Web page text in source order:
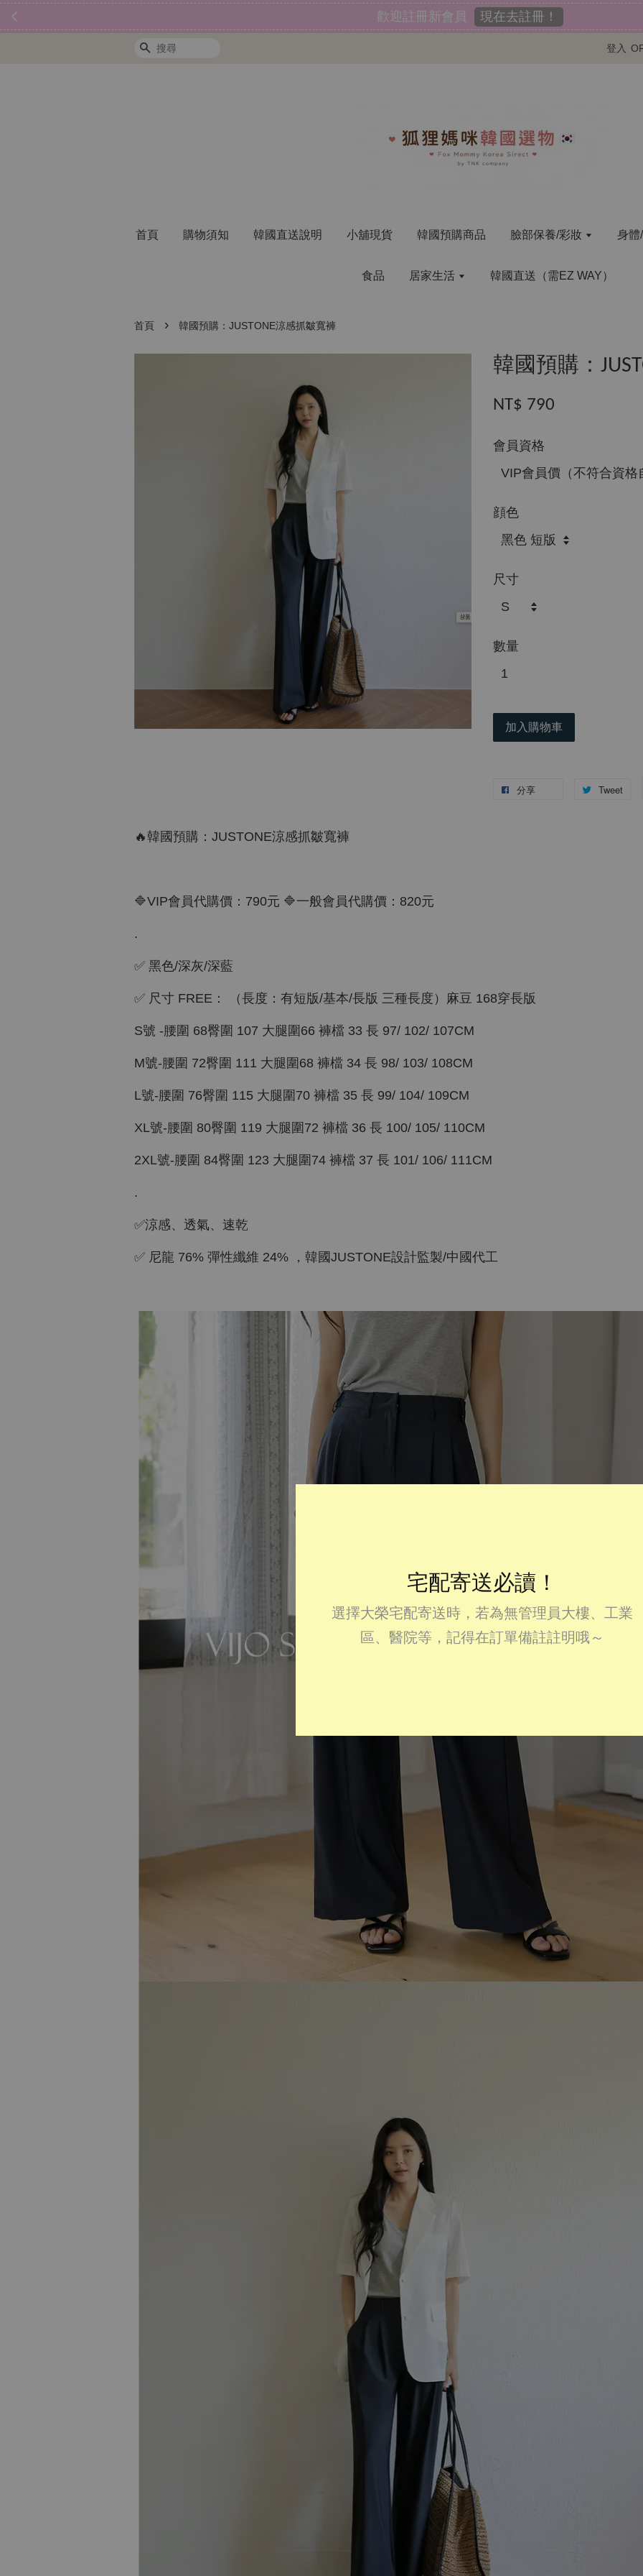
歡迎註冊新會員 現在去註冊！
宅配寄送必讀！
選擇大榮宅配寄送時，若為無管理員大樓、工業
區、醫院等，記得在訂單備註註明哦～
搜尋 登入
首頁 購物須知 韓國直送說明 小舖現貨 韓國預購商品 臉部保養/彩妝 身體
食品 居家生活 韓國直送（需EZ WAY）
首頁 › 韓國預購：JUSTONE涼感抓皺寬褲
韓國預購：
NT$ 790
會員資格
顔色
尺寸
數量
加入購物車
分享 Tweet
🔥韓國預購：JUSTONE涼感抓皺寬褲
🔷VIP會員代購價：790元 🔷一般會員代購價：820元
.
✅ 黑色/深灰/深藍
✅ 尺寸 FREE： （長度：有短版/基本/長版 三種長度）麻豆 168穿長版
S號 -腰圍 68臀圍 107 大腿圍66 褲檔 33 長 97/ 102/ 107CM
M號-腰圍 72臀圍 111 大腿圍68 褲檔 34 長 98/ 103/ 108CM
L號-腰圍 76臀圍 115 大腿圍70 褲檔 35 長 99/ 104/ 109CM
XL號-腰圍 80臀圍 119 大腿圍72 褲檔 36 長 100/ 105/ 110CM
2XL號-腰圍 84臀圍 123 大腿圍74 褲檔 37 長 101/ 106/ 111CM
.
✅涼感、透氣、速乾
✅ 尼龍 76% 彈性纖維 24% ，韓國JUSTONE設計監製/中國代工